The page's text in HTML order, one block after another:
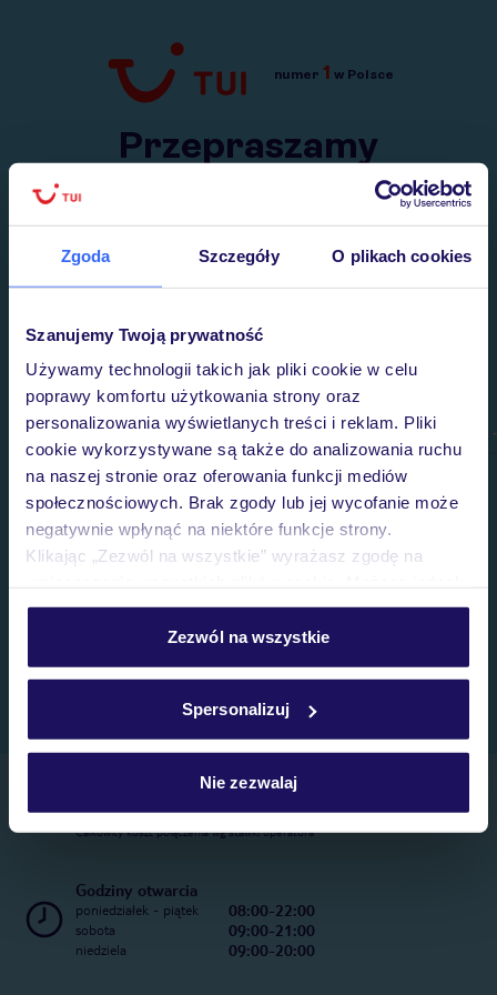
Zgoda Szczegóły O plikach cookies
Szanujemy Twoją prywatność
Używamy technologii takich jak pliki cookie w celu
poprawy komfortu użytkowania strony oraz
personalizowania wyświetlanych treści i reklam. Pliki
cookie wykorzystywane są także do analizowania ruchu
na naszej stronie oraz oferowania funkcji mediów
społecznościowych. Brak zgody lub jej wycofanie może
negatywnie wpłynąć na niektóre funkcje strony.
Klikając „Zezwól na wszystkie” wyrażasz zgodę na
personalizować swój wybór wchodząc w zakładkę
Szczegółowe informacje o plikach cookie znajdziesz
Zezwól na wszystkie
Spersonalizuj
Nie zezwalaj
Przejdź do TUI.pl
numer 1 w Polsce
Przepraszamy
Wysłaliśmy nasz serwis na krótkie wakacje.
Telefoniczne Centrum Rezerwacji
22 270 31 20
Całkowity koszt połączenia wg stawki operatora
Godziny otwarcia
poniedziałek - piątek 08:00-22:00
sobota 09:00-21:00
niedziela 09:00-20:00